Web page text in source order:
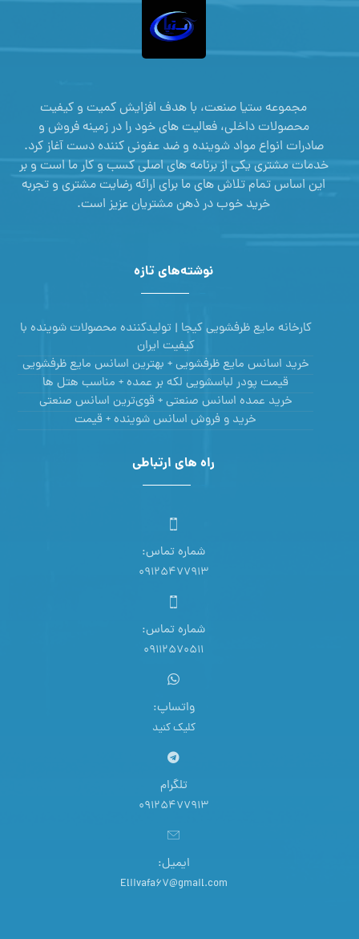
مجموعه ستیا صنعت، با هدف افزایش کمیت و کیفیت
محصولات داخلی، فعالیت های خود را در زمینه فروش و
صادرات انواع مواد شوینده و ضد عفونی کننده دست آغاز کرد.
خدمات مشتری یکی از برنامه های اصلی کسب و کار ما است و بر
این اساس تمام تلاش های ما برای ارائه رضایت مشتری و تجربه
خرید خوب در ذهن مشتریان عزیز است.
نوشته‌های تازه
کارخانه مایع ظرفشویی کیجا | تولیدکننده محصولات شوینده با
کیفیت ایران
خرید اسانس مایع ظرفشویی + بهترین اسانس مایع ظرفشویی
قیمت پودر لباسشویی لکه بر عمده + مناسب هتل ها
خرید عمده اسانس صنعتی + قوی‌ترین اسانس‌ صنعتی
خرید و فروش اسانس شوینده + قیمت
راه های ارتباطی
شماره تماس:
09125477913
شماره تماس:
09112570511
واتساپ:
کلیک کنید
تلگرام
09125477913
ایمیل:
Eliivafa67@gmail.com